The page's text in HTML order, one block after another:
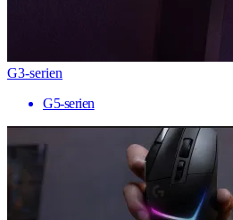
G3-serien
G5-serien